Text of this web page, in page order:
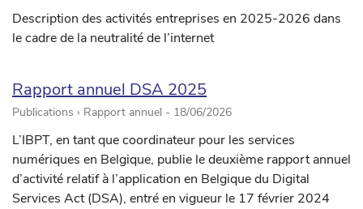
Description des activités entreprises en 2025-2026 dans
le cadre de la neutralité de l’internet
Rapport annuel DSA 2025
Publications › Rapport annuel - 18/06/2026
L’IBPT, en tant que coordinateur pour les services
numériques en Belgique, publie le deuxième rapport annuel
d’activité relatif à l’application en Belgique du Digital
Services Act (DSA), entré en vigueur le 17 février 2024